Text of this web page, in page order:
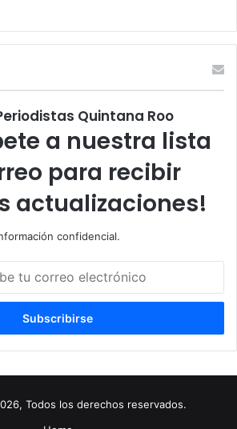
Quintana Roo
a nuestra lista
para recibir
actualizaciones!
confidencial.
Todos los derechos reservados.